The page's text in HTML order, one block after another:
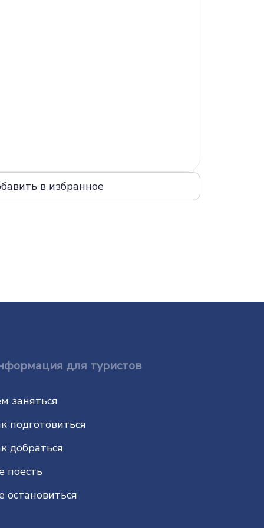
для туристов
заняться
подготовиться
добраться
поесть
остановиться